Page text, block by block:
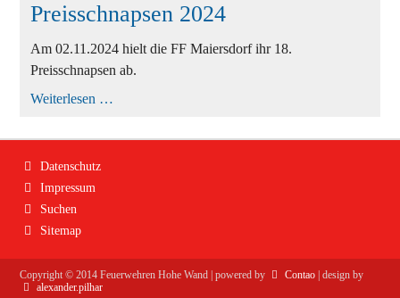
Preisschnapsen 2024
Am 02.11.2024 hielt die FF Maiersdorf ihr 18.
Preisschnapsen ab.
Weiterlesen …
Navigation
Datenschutz
Impressum
Suchen
Sitemap
Copyright ©2014 Feuerwehren Hohe Wand | powered by Contao | design by
alexander.pilhar